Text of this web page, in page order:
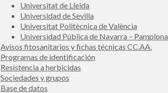
Universitat de Lleida
Universidad de Sevilla
Universitat Politècnica de València
Universidad Pública de Navarra – Pamplona
Avisos fitosanitarios y fichas técnicas CC.AA.
Programas de identificación
Resistencia a herbicidas
Sociedades y grupos
Base de datos